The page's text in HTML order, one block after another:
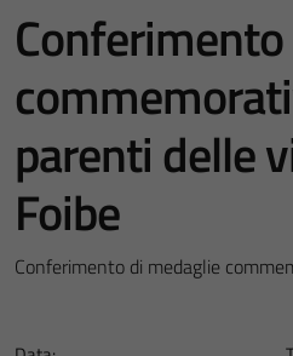
parenti delle
Foibe
Conferimento di medaglie